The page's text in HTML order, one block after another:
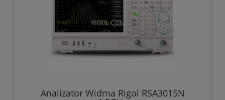
Analizator Widma Rigol RSA3015N